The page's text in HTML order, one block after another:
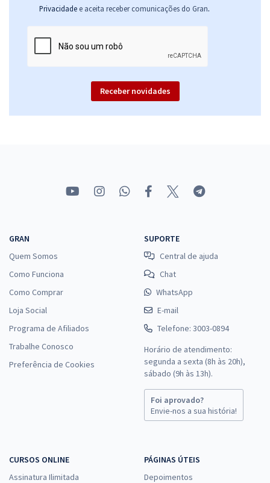
Privacidade e aceita receber comunicações do Gran.
Receber novidades
GRAN
Quem Somos
Como Funciona
Como Comprar
Loja Social
Programa de Afiliados
Trabalhe Conosco
Preferência de Cookies
SUPORTE
Central de ajuda
Chat
WhatsApp
E-mail
Telefone: 3003-0894
Horário de atendimento:
segunda a sexta (8h às 20h),
sábado (9h às 13h).
Foi aprovado?
Envie-nos a sua história!
CURSOS ONLINE
Assinatura Ilimitada
PÁGINAS ÚTEIS
Depoimentos